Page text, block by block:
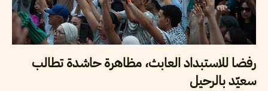
رفضا للاستبداد العابث، مظاهرة حاشدة تطالب
سعيّد بالرحيل